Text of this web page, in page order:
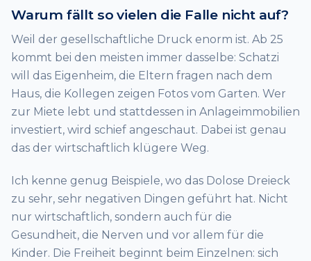
Warum fällt so vielen die Falle nicht auf?
Weil der gesellschaftliche Druck enorm ist. Ab 25
kommt bei den meisten immer dasselbe: Schatzi
will das Eigenheim, die Eltern fragen nach dem
Haus, die Kollegen zeigen Fotos vom Garten. Wer
zur Miete lebt und stattdessen in Anlageimmobilien
investiert, wird schief angeschaut. Dabei ist genau
das der wirtschaftlich klügere Weg.
Ich kenne genug Beispiele, wo das Dolose Dreieck
zu sehr, sehr negativen Dingen geführt hat. Nicht
nur wirtschaftlich, sondern auch für die
Gesundheit, die Nerven und vor allem für die
Kinder. Die Freiheit beginnt beim Einzelnen: sich